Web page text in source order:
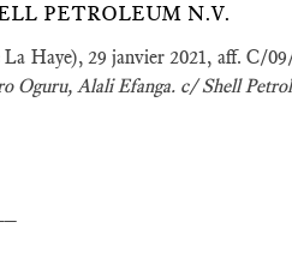
PETROLEUM N.V.
Haye), 29 janvier 2021, aff. C/
Oguru, Alali Efanga. c/ Shell